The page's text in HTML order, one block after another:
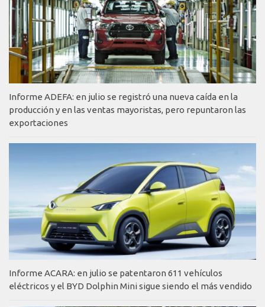
Informe ADEFA: en julio se registró una nueva caída en la
producción y en las ventas mayoristas, pero repuntaron las
exportaciones
Informe ACARA: en julio se patentaron 611 vehículos
eléctricos y el BYD Dolphin Mini sigue siendo el más vendido